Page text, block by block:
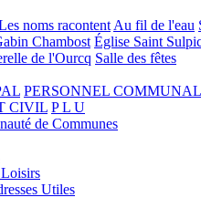
noms racontent Au fil de l'eau
Chambost Église Saint
de l'Ourcq Salle des fêtes
PERSONNEL COMMUNAL
CIVIL P L U
de Communes
Utiles